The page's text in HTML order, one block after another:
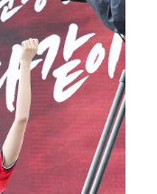
외신까지 퍼지고 있는 축구협회 성접대 논란…2002 한…
보스턴, 'KBO MVP' 페디 무너뜨리며 연장 13회…
운드 7타 줄이며 7…